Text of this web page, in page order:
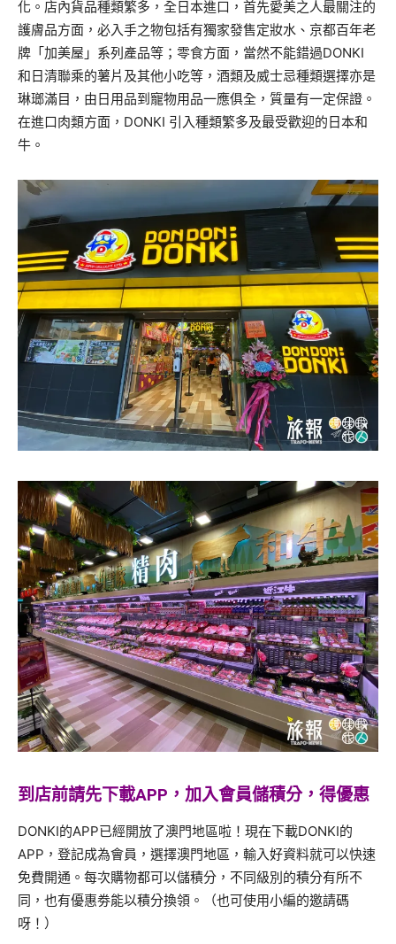
化。店內貨品種類繁多，全日本進口，首先愛美之人最關注的
護膚品方面，必入手之物包括有獨家發售定妝水、京都百年老
牌「加美屋」系列產品等；零食方面，當然不能錯過DONKI
和日清聯乘的薯片及其他小吃等，酒類及威士忌種類選擇亦是
琳瑯滿目，由日用品到寵物用品一應俱全，質量有一定保證。
在進口肉類方面，DONKI 引入種類繁多及最受歡迎的日本和
牛。
到店前請先下載APP，加入會員儲積分，得優惠
DONKI的APP已經開放了澳門地區啦！現在下載DONKI的
APP，登記成為會員，選擇澳門地區，輸入好資料就可以快速
免費開通。每次購物都可以儲積分，不同級別的積分有所不
同，也有優惠劵能以積分換領。（也可使用小編的邀請碼
呀！）